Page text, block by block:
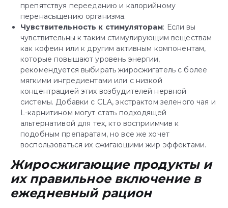
препятствуя перееданию и калорийному
перенасыщению организма.
Чувствительность к стимуляторам: Если вы
чувствительны к таким стимулирующим веществам
как кофеин или к другим активным компонентам,
которые повышают уровень энергии,
рекомендуется выбирать жиросжигатель с более
мягкими ингредиентами или с низкой
концентрацией этих возбудителей нервной
системы. Добавки с CLA, экстрактом зеленого чая и
L-карнитином могут стать подходящей
альтернативой для тех, кто восприимчив к
подобным препаратам, но все же хочет
воспользоваться их сжигающими жир эффектами.
Жиросжигающие продукты и
их правильное включение в
ежедневный рацион